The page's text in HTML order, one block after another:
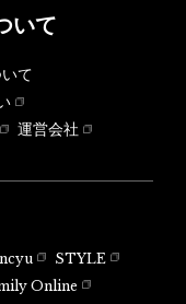
いて
て
運営会社
STYLE
Online